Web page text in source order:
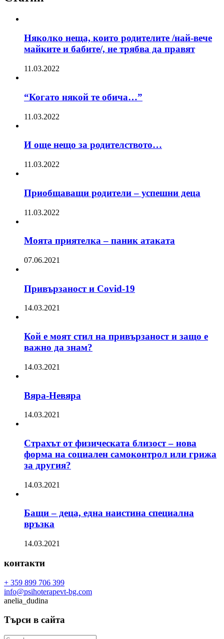
Няколко неща, които родителите /най-вече
майките и бабите/, не трябва да правят
11.03.2022
“Когато някой те обича…”
11.03.2022
И още нещо за родителството…
11.03.2022
Приобщаващи родители – успешни деца
11.03.2022
Моята приятелка – паник атаката
07.06.2021
Привързаност и Covid-19
14.03.2021
Кой е моят стил на привързаност и защо е
важно да знам?
14.03.2021
Вяра-Невяра
14.03.2021
Страхът от физическата близост – нова
форма на социален самоконтрол или грижа
за другия?
14.03.2021
Бащи – деца, една наистина специална
връзка
14.03.2021
контакти
+ 359 899 706 399
info@psihoterapevt-bg.com
anelia_dudina
Търси в сайта